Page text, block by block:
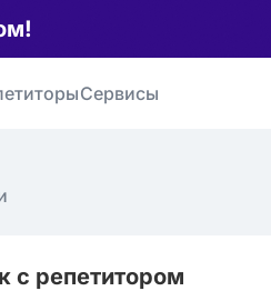
Сервисы
с репетитором